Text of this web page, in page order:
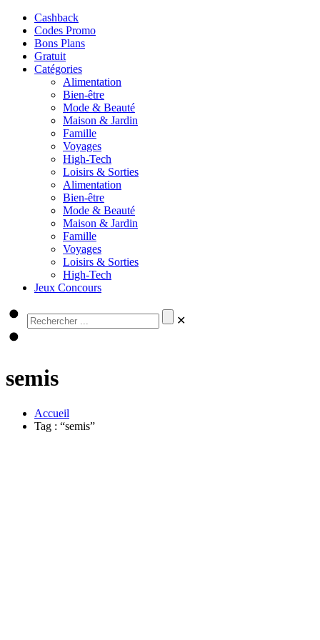
Cashback
Codes Promo
Bons Plans
Gratuit
Catégories
Alimentation
Bien-être
Mode & Beauté
Maison & Jardin
Famille
Voyages
High-Tech
Loisirs & Sorties
Alimentation
Bien-être
Mode & Beauté
Maison & Jardin
Famille
Voyages
Loisirs & Sorties
High-Tech
Jeux Concours
✕
semis
Accueil
Tag : “semis”